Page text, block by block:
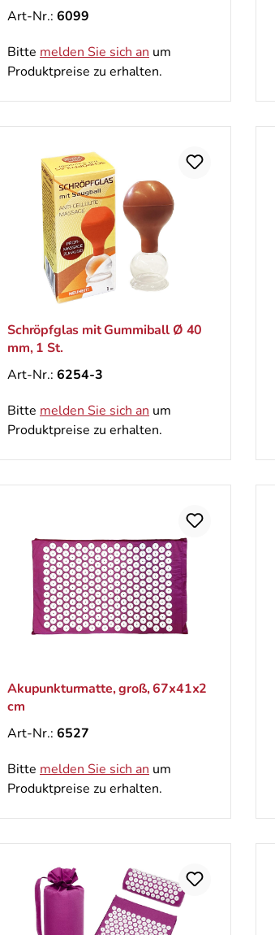
Art-Nr.: 6099
Bitte melden Sie sich an um
Produktpreise zu erhalten.
Schröpfglas mit Gummiball Ø 40
mm, 1 St.
Art-Nr.: 6254-3
Bitte melden Sie sich an um
Produktpreise zu erhalten.
Akupunkturmatte, groß, 67х41х2
cm
Art-Nr.: 6527
Bitte melden Sie sich an um
Produktpreise zu erhalten.